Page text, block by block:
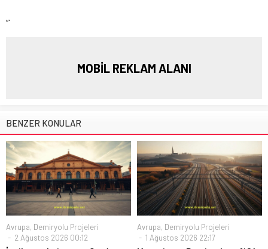
“`
MOBİL REKLAM ALANI
BENZER KONULAR
Avrupa, Demiryolu Projeleri
2 Ağustos 2026 00:12
Avrupa, Demiryolu Projeleri
1 Ağustos 2026 22:17